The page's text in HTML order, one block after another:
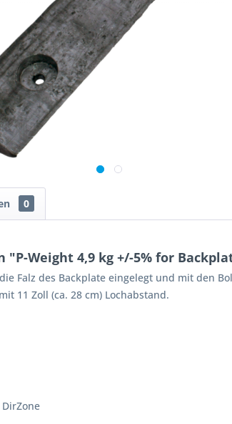
0
Weight 4,9 kg +/-5% for
Falz des Backplate eingelegt und mit den
11 Zoll (ca. 28 cm) Lochabstand.